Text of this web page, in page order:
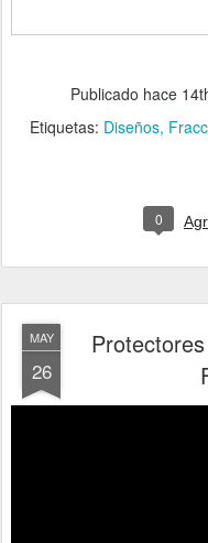
Publicado hace
Etiquetas: Diseños
0
MAY
26